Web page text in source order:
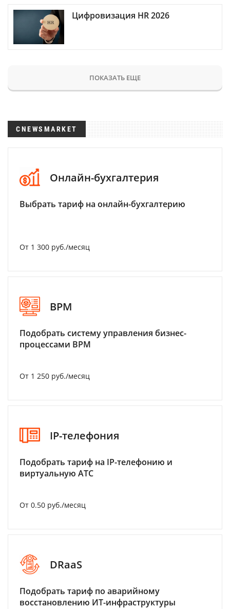
Цифровизация HR 2026
ПОКАЗАТЬ ЕЩЕ
CNEWSMARKET
Онлайн-бухгалтерия
Выбрать тариф на онлайн-бухгалтерию
От 1 300 руб./месяц
BPM
Подобрать систему управления бизнес-
процессами BPM
От 1 250 руб./месяц
IP-телефония
Подобрать тариф на IP-телефонию и
виртуальную АТС
От 0.50 руб./месяц
DRaaS
Подобрать тариф по аварийному
восстановлению ИТ-инфраструктуры